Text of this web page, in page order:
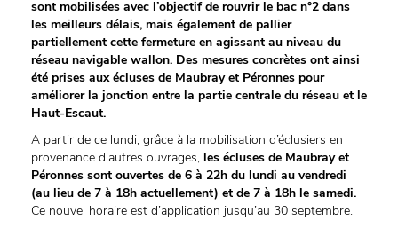
sont mobilisées avec l’objectif de rouvrir le bac n°2 dans
les meilleurs délais, mais également de pallier
partiellement cette fermeture en agissant au niveau du
réseau navigable wallon. Des mesures concrètes ont ainsi
été prises aux écluses de Maubray et Péronnes pour
améliorer la jonction entre la partie centrale du réseau et le
Haut-Escaut.
A partir de ce lundi, grâce à la mobilisation d’éclusiers en
provenance d’autres ouvrages, les écluses de Maubray et
Péronnes sont ouvertes de 6 à 22h du lundi au vendredi
(au lieu de 7 à 18h actuellement) et de 7 à 18h le samedi.
Ce nouvel horaire est d’application jusqu’au 30 septembre.